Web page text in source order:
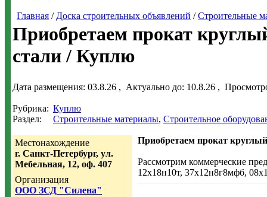
Главная / Доска строительных объявлений /Строительные
Приобретаем прокат
стали / Куплю
Дата размещения: 03.8.26 , Актуально до: 10.8.26 ,
Рубрика: Куплю
Раздел:
Строительные материалы, Строительное
Местонахождение
г. Санкт-Петербург, ул.
Мебельная, 12, оф. 407
Организация
ООО ЗСД "Силена"
Приобретаем прокат
Рассмотрим коммерческие
12х18н10т, 37х12н8г8мфб,